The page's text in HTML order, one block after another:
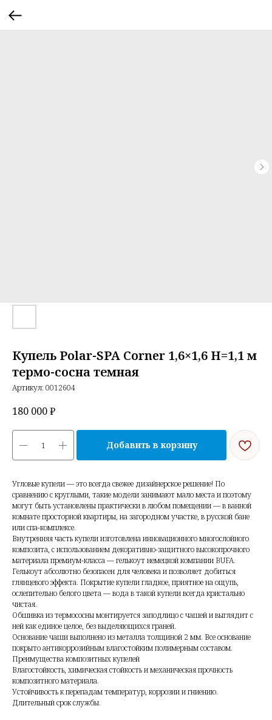
Купель Polar-SPA Corner 1,6×1,6 H=1,1 м
термо-сосна темная
Артикул: 0012604
180 000₽
Добавить в корзину
Угловые купели — это всегда свежее дизайнерское решение! По
сравнению с круглыми, такие модели занимают мало места и поэтому
могут быть установлены практически в любом помещении — в ванной
комнате просторной квартиры, на загородном участке, в русской бане
или спа-комплексе.
Внутренняя часть купели изготовлена инновационного многослойного
композита, с использованием декоративно-защитного высокопрочного
материала премиум-класса — гелькоут немецкой компании BUFA.
Гелькоут абсолютно безопасен для человека и позволяет добиться
глянцевого эффекта. Покрытие купели гладкое, приятное на ощупь,
ослепительно белого цвета — вода в такой купели всегда кристально
чистая.
Обшивка из термососны монтируется заподлицо с чашей и выглядит с
ней как единое целое, без выделяющихся граней.
Основание чаши выполнено из металла толщиной 2 мм. Все основание
покрыто антикоррозийным влагостойким полимерным составом.
Преимущества композитных купелей
Влагостойкость, химическая стойкость и механическая прочность
композитного материала.
Устойчивость к перепадам температур, коррозии и гниению.
Длительный срок службы.